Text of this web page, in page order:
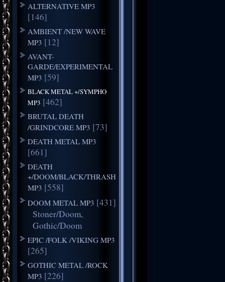
ALTERNATIVE MP3
[146]
AMBIENT /NEW WAVE
MP3 [12]
AVANT-
GARDE/EXPERIMENTAL
MP3 [59]
BLACK METAL +/SYMPHO
MP3 [462]
BRUTAL DEATH
/GRINDCORE MP3 [73]
DEATH METAL MP3
[661]
DEATH
+/DOOM/BLACK/THRASH
MP3 [558]
DOOM METAL MP3 [431]
Stoner/Doom,
Gothic/Doom
EPIC /FOLK /VIKING MP3
[265]
GOTHIC METAL /ROCK
MP3 [226]